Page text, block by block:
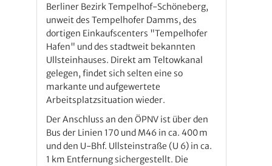
Berliner Bezirk Tempelhof-Schöneberg,
unweit des Tempelhofer Damms, des
dortigen Einkaufscenters "Tempelhofer
Hafen" und des stadtweit bekannten
Ullsteinhauses. Direkt am Teltowkanal
gelegen, findet sich selten eine so
markante und aufgewertete
Arbeitsplatzsituation wieder.
Der Anschluss an den ÖPNV ist über den
Bus der Linien 170 und M46 in ca. 400 m
und den U-Bhf. Ullsteinstraße (U 6) in ca.
1 km Entfernung sichergestellt. Die